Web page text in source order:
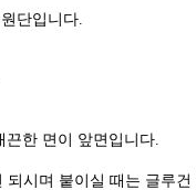
단입니다.
한 면이 앞면입니다.
시며 붙이실 때는 글루건